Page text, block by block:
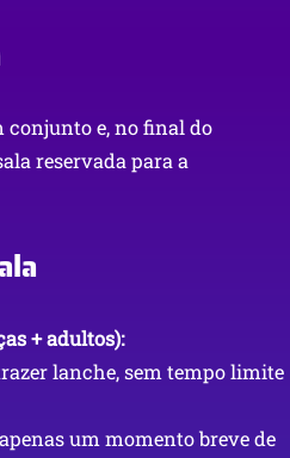
conjunto e, no final do
reservada para a
+ adultos):
lanche, sem tempo limite
um momento breve de